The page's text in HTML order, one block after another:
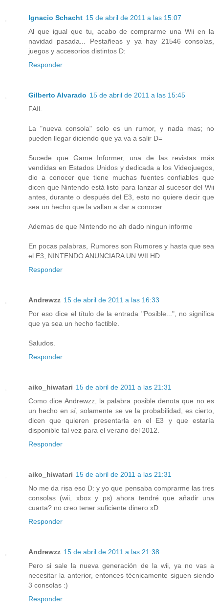
Ignacio Schacht 15 de abril de 2011 a las 15:07
Al que igual que tu, acabo de comprarme una Wii en la
navidad pasada... Pestañeas y ya hay 21546 consolas,
juegos y accesorios distintos D:
Responder
Gilberto Alvarado 15 de abril de 2011 a las 15:45
FAIL
La "nueva consola" solo es un rumor, y nada mas; no
pueden llegar diciendo que ya va a salir D=
Sucede que Game Informer, una de las revistas más
vendidas en Estados Unidos y dedicada a los Videojuegos,
dio a conocer que tiene muchas fuentes confiables que
dicen que Nintendo está listo para lanzar al sucesor del Wii
antes, durante o después del E3, esto no quiere decir que
sea un hecho que la vallan a dar a conocer.
Ademas de que Nintendo no ah dado ningun informe
En pocas palabras, Rumores son Rumores y hasta que sea
el E3, NINTENDO ANUNCIARA UN WII HD.
Responder
Andrewzz 15 de abril de 2011 a las 16:33
Por eso dice el título de la entrada "Posible...", no significa
que ya sea un hecho factible.
Saludos.
Responder
aiko_hiwatari 15 de abril de 2011 a las 21:31
Como dice Andrewzz, la palabra posible denota que no es
un hecho en sí, solamente se ve la probabilidad, es cierto,
dicen que quieren presentarla en el E3 y que estaría
disponible tal vez para el verano del 2012.
Responder
aiko_hiwatari 15 de abril de 2011 a las 21:31
No me da risa eso D: y yo que pensaba comprarme las tres
consolas (wii, xbox y ps) ahora tendré que añadir una
cuarta? no creo tener suficiente dinero xD
Responder
Andrewzz 15 de abril de 2011 a las 21:38
Pero si sale la nueva generación de la wii, ya no vas a
necesitar la anterior, entonces técnicamente siguen siendo
3 consolas :)
Responder